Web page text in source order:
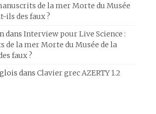
de la mer Morte du Musée
ils des faux ?
dans Interview pour Live Science :
de la mer Morte du Musée de la
faux ?
dans Clavier grec AZERTY 1.2